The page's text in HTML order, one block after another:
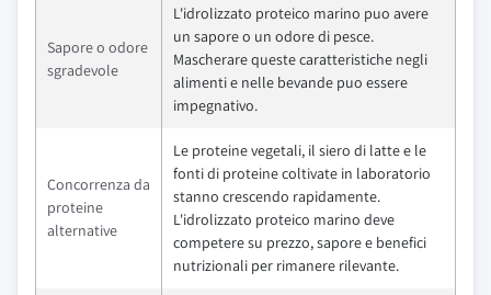
Sapore o odore
sgradevole
L'idrolizzato proteico marino puo avere
un sapore o un odore di pesce.
Mascherare queste caratteristiche negli
alimenti e nelle bevande puo essere
impegnativo.
Concorrenza da
proteine
alternative
Le proteine vegetali, il siero di latte e le
fonti di proteine coltivate in laboratorio
stanno crescendo rapidamente.
L'idrolizzato proteico marino deve
competere su prezzo, sapore e benefici
nutrizionali per rimanere rilevante.